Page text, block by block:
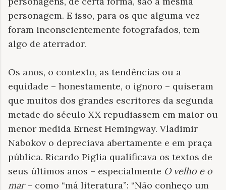
personagem. E isso, para os que alguma vez
foram inconscientemente fotografados, tem
algo de aterrador.
Os anos, o contexto, as tendências ou a
equidade – honestamente, o ignoro – quiseram
que muitos dos grandes escritores da segunda
metade do século XX repudiassem em maior ou
menor medida Ernest Hemingway. Vladimir
Nabokov o depreciava abertamente e em praça
pública. Ricardo Piglia qualificava os textos de
seus últimos anos – especialmente O velho e o
mar– como “má literatura”: “Não conheço um